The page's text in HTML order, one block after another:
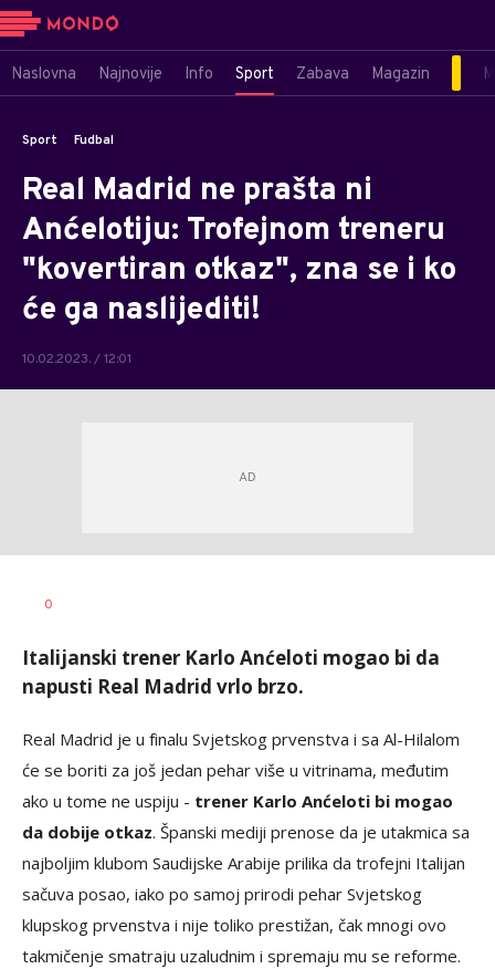
Naslovna Najnovije Info Sport Zabava Magazin
Sport Fudbal
Real Madrid ne prašta ni
Anćelotiju: Trofejnom treneru
"kovertiran otkaz", zna se i ko
će ga naslijediti!
10.02.2023. / 12:01
AUTOR
0
Italijanski trener Karlo Anćeloti mogao bi da
napusti Real Madrid vrlo brzo.
Real Madrid je u finalu Svjetskog prvenstva i sa Al-Hilalom
će se boriti za još jedan pehar više u vitrinama, međutim
ako u tome ne uspiju - trener Karlo Anćeloti bi mogao
da dobije otkaz. Španski mediji prenose da je utakmica sa
najboljim klubom Saudijske Arabije prilika da trofejni Italijan
sačuva posao, iako po samoj prirodi pehar Svjetskog
klupskog prvenstva i nije toliko prestižan, čak mnogi ovo
takmičenje smatraju uzaludnim i spremaju mu se reforme.